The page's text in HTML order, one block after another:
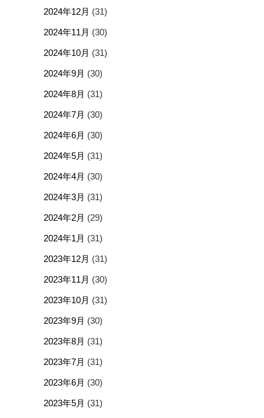
2024年12月 (31)
2024年11月 (30)
2024年10月 (31)
2024年9月 (30)
2024年8月 (31)
2024年7月 (30)
2024年6月 (30)
2024年5月 (31)
2024年4月 (30)
2024年3月 (31)
2024年2月 (29)
2024年1月 (31)
2023年12月 (31)
2023年11月 (30)
2023年10月 (31)
2023年9月 (30)
2023年8月 (31)
2023年7月 (31)
2023年6月 (30)
2023年5月 (31)